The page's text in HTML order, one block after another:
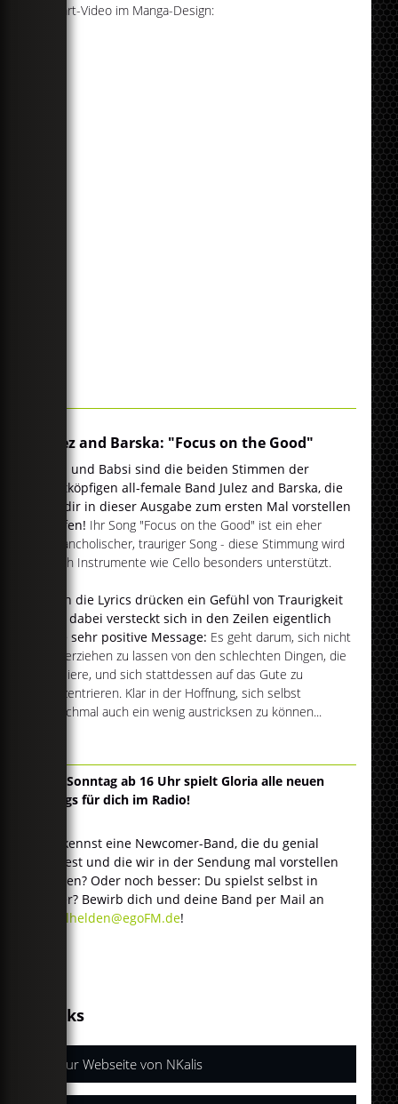
Fanart-Video im Manga-Design:
Julez and Barska: "Focus on the Good"
Julia und Babsi sind die beiden Stimmen der
achtköpfigen all-female Band Julez and Barska, die
wir dir in dieser Ausgabe zum ersten Mal vorstellen
dürfen! Ihr Song "Focus on the Good" ist ein eher
melancholischer, trauriger Song - diese Stimmung wird
durch Instrumente wie Cello besonders unterstützt.
Auch die Lyrics drücken ein Gefühl von Traurigkeit
aus, dabei versteckt sich in den Zeilen eigentlich
eine sehr positive Message: Es geht darum, sich nicht
runterziehen zu lassen von den schlechten Dingen, die
passiere, und sich stattdessen auf das Gute zu
konzentrieren. Klar in der Hoffnung, sich selbst
manchmal auch ein wenig austricksen zu können...
Am Sonntag ab 16 Uhr spielt Gloria alle neuen
Songs für dich im Radio!
Du kennst eine Newcomer-Band, die du genial
findest und die wir in der Sendung mal vorstellen
sollten? Oder noch besser: Du spielst selbst in
einer? Bewirb dich und deine Band per Mail an
lokalhelden@egoFM.de!
Links
Zur Webseite von NKalis